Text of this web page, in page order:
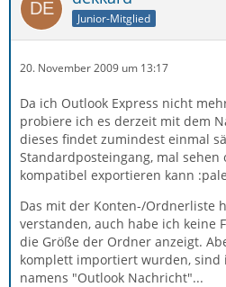
Junior-Mitglied
20. November 2009 um 13:17
Da ich Outlook Express nicht
probiere ich es derzeit mit dem
dieses findet zumindest einmal
Standardposteingang, mal sehen
kompatibel exportieren kann
Das mit der Konten-/Ordnerliste
verstanden, auch habe ich keine
die Größe der Ordner anzeigt.
komplett importiert wurden,
namens "Outlook Nachricht"...